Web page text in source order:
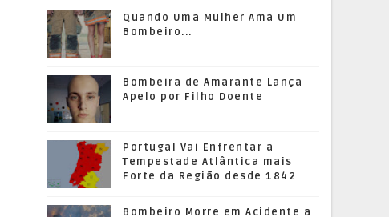
Quando Uma Mulher Ama Um
Bombeiro...
Bombeira de Amarante Lança
Apelo por Filho Doente
Portugal Vai Enfrentar a
Tempestade Atlântica mais
Forte da Região desde 1842
Bombeiro Morre em Acidente a